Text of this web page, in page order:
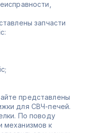
запчасти
представлены
для СВЧ-печей.
По поводу
механизмов к